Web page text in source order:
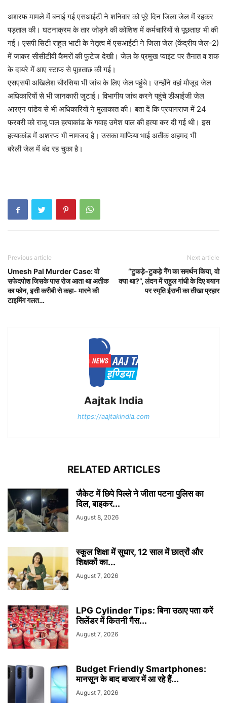
अशरफ मामले में बनाई गई एसआईटी ने शनिवार को पूरे दिन जिला जेल में रहकर
पड़ताल की। घटनाक्रम के तार जोड़ने की कोशिश में कर्मचारियों से पूछताछ भी की
गई। एसपी सिटी राहुल भाटी के नेतृत्व में एसआईटी ने जिला जेल (केंद्रीय जेल-2)
में जाकर सीसीटीवी कैमरों की फुटेज देखी। जेल के प्रमुख प्वाइंट पर तैनात व शक
के दायरे में आए स्टाफ से पूछताछ की गई।
एसएसपी अखिलेश चौरसिया भी जांच के लिए जेल पहुंचे। उन्होंने वहां मौजूद जेल
अधिकारियों से भी जानकारी जुटाई। विभागीय जांच करने पहुंचे डीआईजी जेल
आरएन पांडेय से भी अधिकारियों ने मुलाकात की। बता दें कि प्रयागराज में 24
फरवरी को राजू पाल हत्याकांड के गवाह उमेश पाल की हत्या कर दी गई थी। इस
हत्याकांड में अशरफ भी नामजद है। उसका माफिया भाई अतीक अहमद भी
बरेली जेल में बंद रह चुका है।
Previous article
Umesh Pal Murder Case: वो
सफेदपोश जिसके पास रोज आता था अतीक
का फोन, इसी करीबी से कहा- मारने की
टाइमिंग गलत…
Next article
“टुकड़े-टुकड़े गैंग का समर्थन किया, वो
क्या था?”, लंदन में राहुल गांधी के दिए बयान
पर स्मृति ईरानी का तीखा प्रहार
Aajtak India
https://aajtakindia.com
RELATED ARTICLES
जैकेट में छिपे पिल्ले ने जीता पटना पुलिस का
दिल, बाइकर...
August 8, 2026
स्कूल शिक्षा में सुधार, 12 साल में छात्रों और
शिक्षकों का...
August 7, 2026
LPG Cylinder Tips: बिना उठाए पता करें
सिलेंडर में कितनी गैस...
August 7, 2026
Budget Friendly Smartphones:
मानसून के बाद बाजार में आ रहे हैं...
August 7, 2026